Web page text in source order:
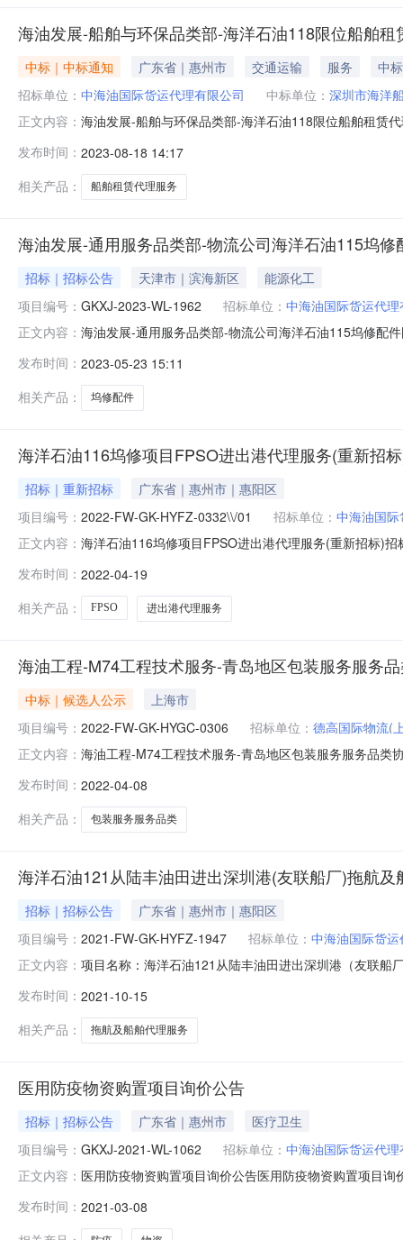
海油发展-船舶与环保品类部-海洋石油118限位船舶
中标｜中标通知 广东省｜惠州市 交通运输 服务
中
招标单位： 中海油国际货运代理有限公司 中标单位： 深圳市海洋
正文内容： 海油发展-船舶与环保品类部-海洋石油118限位船舶租赁
海油国际货运代理有限公司2023年8月18日附件1：附件
发布时间： 2023-08-18 14:17
相关产品：
船舶租赁代理服务
海油发展-通用服务品类部-物流公司海洋石油115坞
招标｜招标公告 天津市｜滨海新区
能源化工
项目编号： GKXJ-2023-WL-1962 招标单位： 中海油国际货运代
正文内容： 海油发展-通用服务品类部-物流公司海洋石油115坞修配
际货运代理服务-20230523标段包信息序标段（包）编
发布时间： 2023-05-23 15:11
相关产品：
坞修配件
海洋石油116坞修项目FPSO进出港代理服务(重新招
招标｜重新招标
广东省｜惠州市｜惠阳区
项目编号： 2022-FW-GK-HYFZ-0332\\/01 招标单位： 中海油国
正文内容： 海洋石油116坞修项目FPSO进出港代理服务(重新招标)
招标。现邀请合格投标人对下列项目投标：服务项目名
发布时间： 2022-04-19
相关产品：
FPSO 进出港代理服务
海油工程-M74工程技术服务-青岛地区包装服务服务
中标｜候选人公示
上海市
项目编号： 2022-FW-GK-HYGC-0306 招标单位： 德高国际物流(
正文内容： 海油工程-M74工程技术服务-青岛地区包装服务服务品类
务-青岛地区包装服务服务品类协议（1+1+1年）公开招
发布时间： 2022-04-08
相关产品：
包装服务服务品类
海洋石油121从陆丰油田进出深圳港(友联船厂)拖航
招标｜招标公告
广东省｜惠州市｜惠阳区
项目编号： 2021-FW-GK-HYFZ-1947 招标单位： 中海油国际货
正文内容： 项目名称：海洋石油121从陆丰油田进出深圳港（友联
合格投标人对下列项目投标：服务项目名称：海洋石油
洋石
发布时间： 2021-10-15
相关产品：
拖航及船舶代理服务
医用防疫物资购置项目询价公告
招标｜招标公告 广东省｜惠州市
医疗卫生
项目编号： GKXJ-2021-WL-1062 招标单位： 中海油国际货运代
正文内容： 医用防疫物资购置项目询价公告医用防疫物资购置项目
期：自合同签订之日起一年。交货地点：惠州、天津地
州、天
发布时间： 2021-03-08